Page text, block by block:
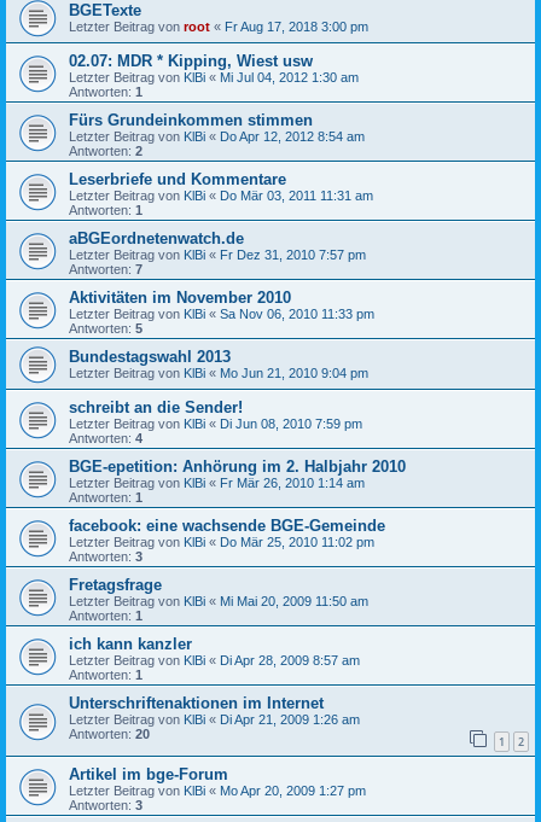
BGETexte
Letzter Beitrag von root « Fr Aug 17, 2018 3:00 pm
02.07: MDR * Kipping, Wiest usw
Letzter Beitrag von KlBi « Mi Jul 04, 2012 1:30 am
Antworten: 1
Fürs Grundeinkommen stimmen
Letzter Beitrag von KlBi « Do Apr 12, 2012 8:54 am
Antworten: 2
Leserbriefe und Kommentare
Letzter Beitrag von KlBi « Do Mär 03, 2011 11:31 am
Antworten: 1
aBGEordnetenwatch.de
Letzter Beitrag von KlBi « Fr Dez 31, 2010 7:57 pm
Antworten: 7
Aktivitäten im November 2010
Letzter Beitrag von KlBi « Sa Nov 06, 2010 11:33 pm
Antworten: 5
Bundestagswahl 2013
Letzter Beitrag von KlBi « Mo Jun 21, 2010 9:04 pm
schreibt an die Sender!
Letzter Beitrag von KlBi « Di Jun 08, 2010 7:59 pm
Antworten: 4
BGE-epetition: Anhörung im 2. Halbjahr 2010
Letzter Beitrag von KlBi « Fr Mär 26, 2010 1:14 am
Antworten: 1
facebook: eine wachsende BGE-Gemeinde
Letzter Beitrag von KlBi « Do Mär 25, 2010 11:02 pm
Antworten: 3
Fretagsfrage
Letzter Beitrag von KlBi « Mi Mai 20, 2009 11:50 am
Antworten: 1
ich kann kanzler
Letzter Beitrag von KlBi « Di Apr 28, 2009 8:57 am
Antworten: 1
Unterschriftenaktionen im Internet
Letzter Beitrag von KlBi « Di Apr 21, 2009 1:26 am
Antworten: 20 1 2
Artikel im bge-Forum
Letzter Beitrag von KlBi « Mo Apr 20, 2009 1:27 pm
Antworten: 3